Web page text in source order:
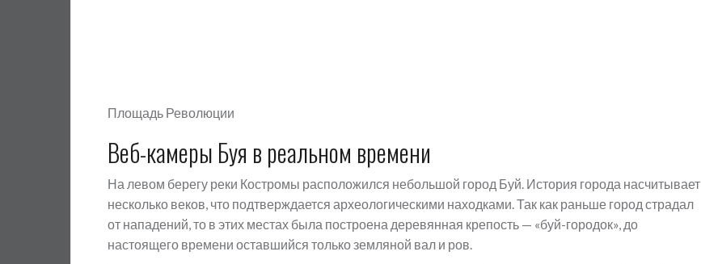
Площадь Революции
Веб-камеры Буя в реальном времени
На левом берегу реки Костромы расположился небольшой город Буй. История города насчитывает
несколько веков, что подтверждается археологическими находками. Так как раньше город страдал
от нападений, то в этих местах была построена деревянная крепость — «буй-городок», до
настоящего времени оставшийся только земляной вал и ров.